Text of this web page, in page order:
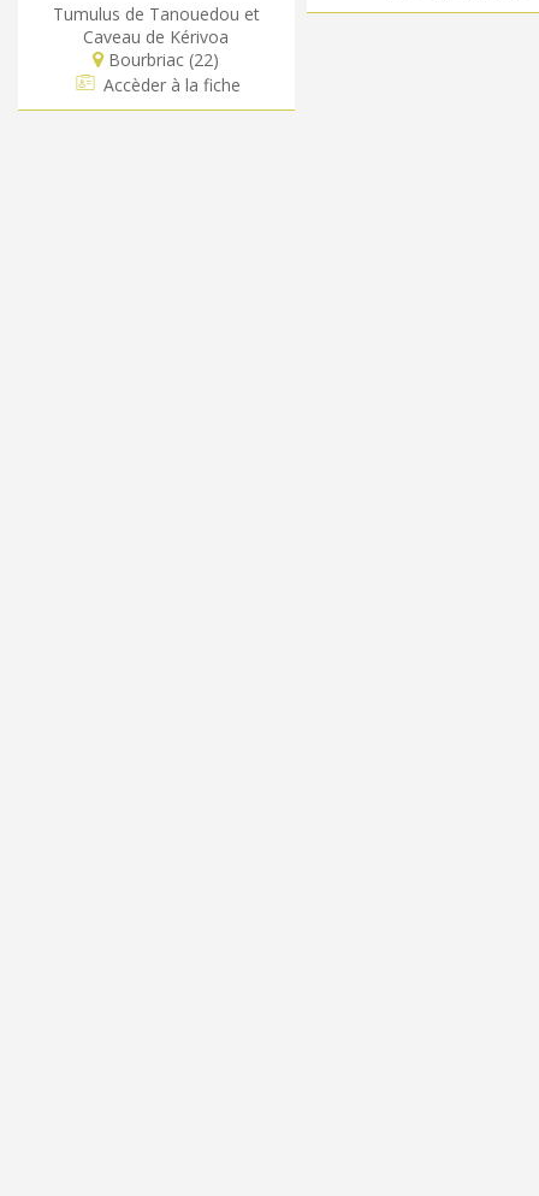
Tumulus de Tanouedou et
Caveau de Kérivoa
Bourbriac (22)
Accèder à la fiche